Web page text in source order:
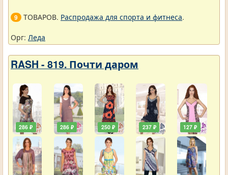
9 ТОВАРОВ. Распродажа для спорта и фитнеса.
Орг: Леда
RASH - 819. Почти даром
286 ₽ 286 ₽ 250 ₽ 237 ₽ 127 ₽